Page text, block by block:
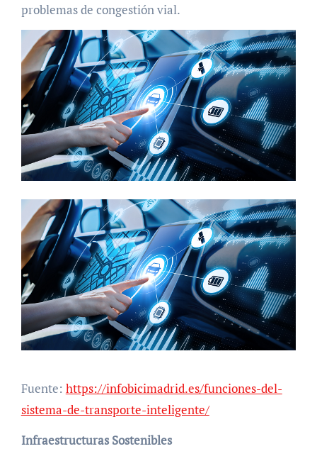
problemas de congestión vial.
Fuente: https://infobicimadrid.es/funciones-del-
sistema-de-transporte-inteligente/
Infraestructuras Sostenibles